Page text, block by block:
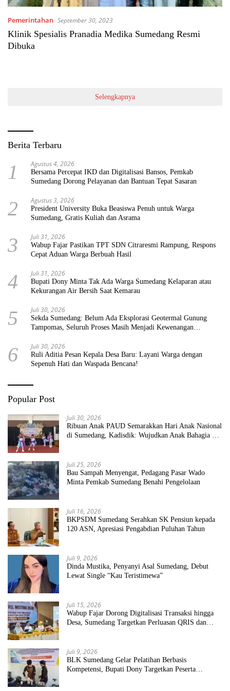
Pemerintahan September 30, 2023
Klinik Spesialis Pranadia Medika Sumedang Resmi
Dibuka
Selengkapnya
Berita Terbaru
1 Agustus 4, 2026
Bersama Percepat IKD dan Digitalisasi Bansos, Pemkab
Sumedang Dorong Pelayanan dan Bantuan Tepat Sasaran
2 Agustus 3, 2026
President University Buka Beasiswa Penuh untuk Warga
Sumedang, Gratis Kuliah dan Asrama
3 Juli 31, 2026
Wabup Fajar Pastikan TPT SDN Citraresmi Rampung, Respons
Cepat Aduan Warga Berbuah Hasil
4 Juli 31, 2026
Bupati Dony Minta Tak Ada Warga Sumedang Kelaparan atau
Kekurangan Air Bersih Saat Kemarau
5 Juli 30, 2026
Sekda Sumedang: Belum Ada Eksplorasi Geotermal Gunung
Tampomas, Seluruh Proses Masih Menjadi Kewenangan
6 Juli 30, 2026
Ruli Aditia Pesan Kepala Desa Baru: Layani Warga dengan
Sepenuh Hati dan Waspada Bencana!
Popular Post
Juli 30, 2026
Ribuan Anak PAUD Semarakkan Hari Anak Nasional
di Sumedang, Kadisdik: Wujudkan Anak Bahagia dan
Juli 25, 2026
Bau Sampah Menyengat, Pedagang Pasar Wado
Minta Pemkab Sumedang Benahi Pengelolaan
Juli 16, 2026
BKPSDM Sumedang Serahkan SK Pensiun kepada
120 ASN, Apresiasi Pengabdian Puluhan Tahun
Juli 9, 2026
Dinda Mustika, Penyanyi Asal Sumedang, Debut
Lewat Single “Kau Teristimewa”
Juli 15, 2026
Wabup Fajar Dorong Digitalisasi Transaksi hingga
Desa, Sumedang Targetkan Perluasan QRIS dan
Juli 9, 2026
BLK Sumedang Gelar Pelatihan Berbasis
Kompetensi, Bupati Dony Targetkan Peserta